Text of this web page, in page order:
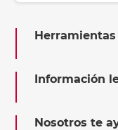
Información
Nosotros te